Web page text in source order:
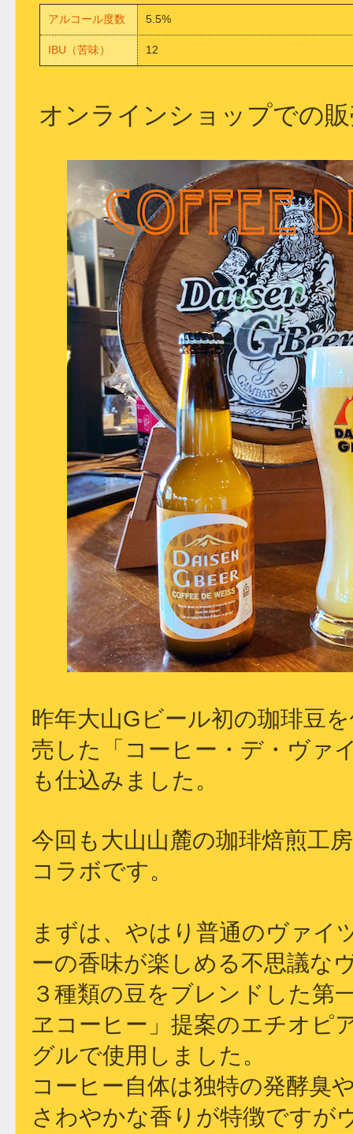
アルコール度数 5.5%
IBU（苦味） 12
オンラインショップでの
昨年大山Gビール初の珈琲豆
売した「コーヒー・デ・ヴァ
も仕込みました。
今回も大山山麓の珈琲焙煎工
コラボです。
まずは、やはり普通のヴァイ
ーの香味が楽しめる不思議な
３種類の豆をブレンドした第
ヱコーヒー」提案のエチオピ
グルで使用しました。
コーヒー自体は独特の発酵臭
さわやかな香りが特徴ですが